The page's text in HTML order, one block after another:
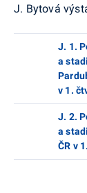
J. Bytová
J. 1.
a
v 1.
J. 2.
a
ČR v